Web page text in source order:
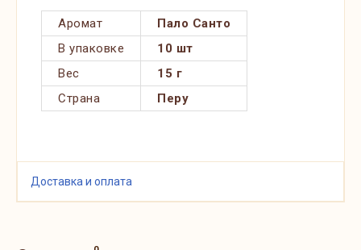
Аромат
Пало Санто
В упаковке
10 шт
Вес
15 г
Страна
Перу
Доставка и оплата